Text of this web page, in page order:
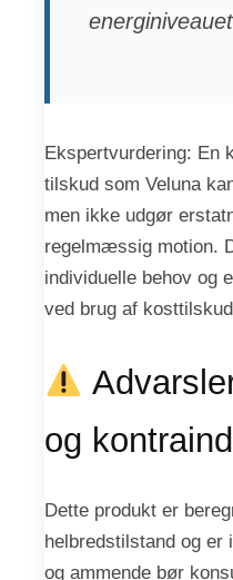
Ekspertvurdering: En
tilskud som Veluna
men ikke udgør
regelmæssig motion.
individuelle behov og
ved brug af
og
Dette produkt er
helbredstilstand og er
og ammende bør